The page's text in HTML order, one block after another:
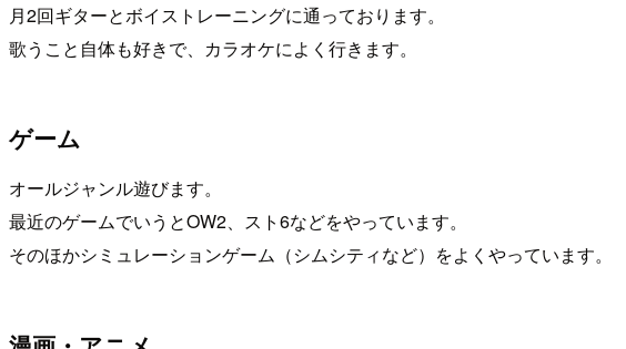
月2回ギターとボイストレーニングに通っております。
歌うこと自体も好きで、カラオケによく行きます。
ゲーム
オールジャンル遊びます。
最近のゲームでいうとOW2、スト6などをやっています。
そのほかシミュレーションゲーム（シムシティなど）をよくやっています。